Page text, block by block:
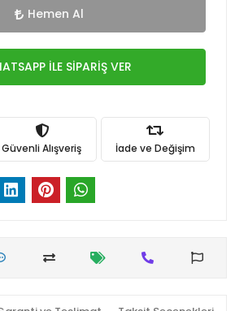
Hemen Al
İLE SİPARİŞ VER
Güvenli Alışveriş İade ve Değişim